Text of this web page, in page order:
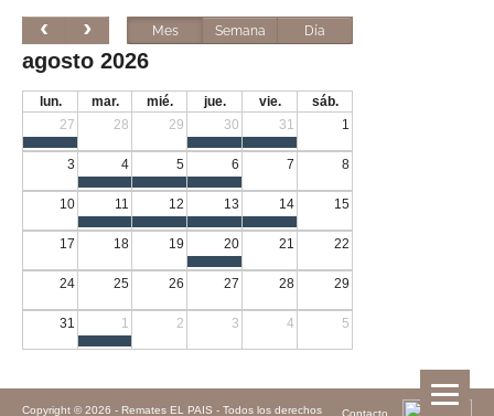
Mes Semana Día
agosto 2026
lun. mar. mié. jue. vie.
sáb.
27
28 29 30 31 1
3 4 5 6 7 8
10 11 12 13 14 15
17 18 19 20 21 22
24 25 26 27 28 29
31 1 2 3 4 5
Contacto
Copyright © 2026 - Remates EL PAIS - Todos los derechos